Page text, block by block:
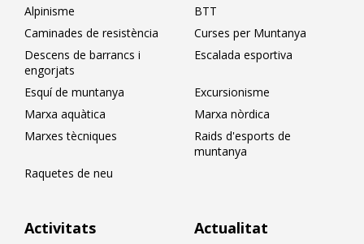
Activitats
Alpinisme
BTT
Caminades de resistència
Curses per Muntanya
Descens de barrancs i
engorjats
Escalada esportiva
Esquí de muntanya
Excursionisme
Marxa aquàtica
Marxa nòrdica
Marxes tècniques
Raids d'esports de
muntanya
Raquetes de neu
Actualitat